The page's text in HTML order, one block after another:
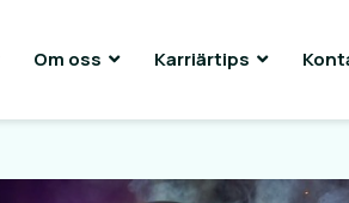
Om oss Karriärtips